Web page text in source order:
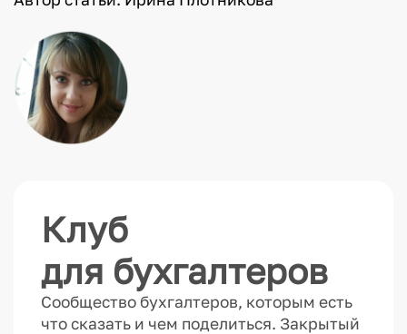
Клуб
для бухгалтеров
Сообщество бухгалтеров, которым есть
что сказать и чем поделиться. Закрытый